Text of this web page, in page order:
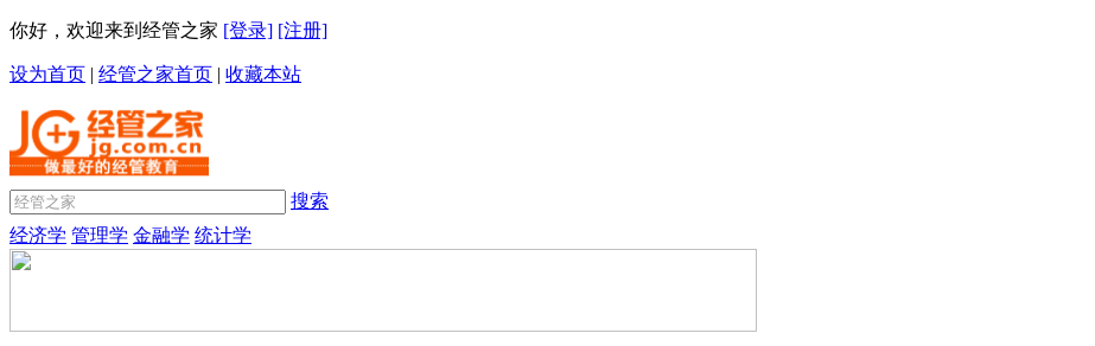
你好，欢迎来到经管之家 [登录] [注册]
设为首页 | 经管之家首页 | 收藏本站
搜索
经济学 管理学 金融学 统计学